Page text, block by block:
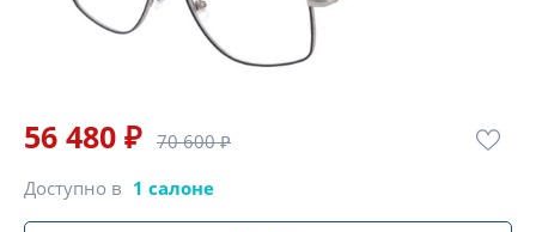
56 480 ₽ 70 600 ₽
Доступно в 1 салоне